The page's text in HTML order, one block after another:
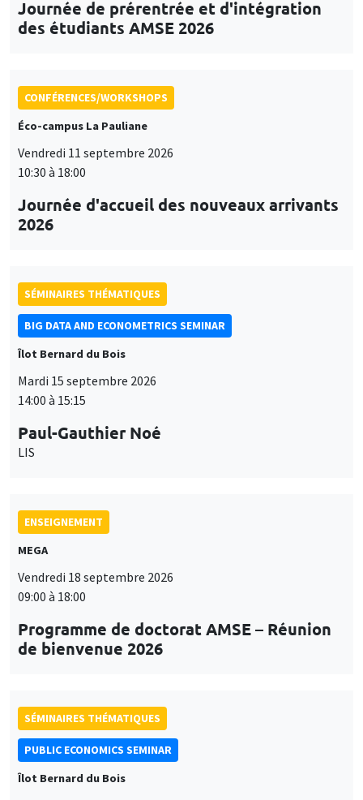
Journée de prérentrée et d'intégration
des étudiants AMSE 2026
CONFÉRENCES/WORKSHOPS
Éco-campus La Pauliane
Vendredi 11 septembre 2026
10:30 à 18:00
Journée d'accueil des nouveaux arrivants
2026
SÉMINAIRES THÉMATIQUES
BIG DATA AND ECONOMETRICS SEMINAR
Îlot Bernard du Bois
Mardi 15 septembre 2026
14:00 à 15:15
Paul-Gauthier Noé
LIS
ENSEIGNEMENT
MEGA
Vendredi 18 septembre 2026
09:00 à 18:00
Programme de doctorat AMSE – Réunion
de bienvenue 2026
SÉMINAIRES THÉMATIQUES
PUBLIC ECONOMICS SEMINAR
Îlot Bernard du Bois